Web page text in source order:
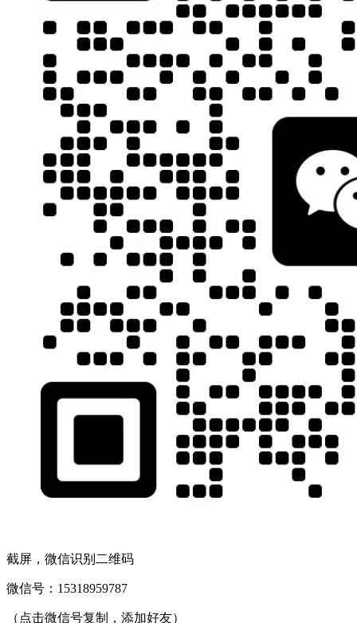
截屏，微信识别二维码
微信号： 15318959787
（点击微信号复制，添加好友）